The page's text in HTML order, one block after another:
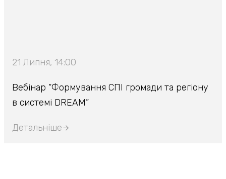
21 Липня, 14:00
Вебінар “Формування СПІ громади та регіону
в системі DREAM”
Детальніше